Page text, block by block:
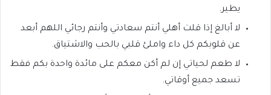
يطير.
لا أبالغ إذا قلت أهلي أنتم سعادتي وأنتم رجائي اللهم أبعد
عن قلوبكم كل داء واملئ قلبي بالحب والاشتياق.
لا طعم لحياتي إن لم أكن معكم على مائدة واحدة بكم فقط
تسعد جميع أوقاتي.